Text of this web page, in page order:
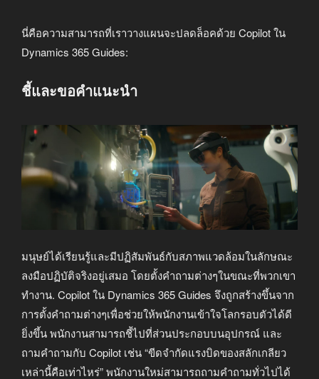
นี่คือความสามารถที่เราวางแผนจะปลดล็อคด้วย Copilot ใน
Dynamics 365 Guides:
ชี้และขอคำแนะนำ
มนุษย์ได้เรียนรู้และมีปฏิสัมพันธ์กับสภาพแวดล้อมในลักษณะ
ลงมือปฏิบัติจริงอยู่เสมอ โดยตั้งคำถามต่างๆในขณะที่พวกเขา
ทำงาน. Copilot ใน Dynamics 365 Guides จึงถูกสร้างขึ้นจาก
การตั้งคำถามต่างๆเพื่อช่วยให้พนักงานเข้าใจโลกรอบตัวได้ดี
ยิ่งขึ้น พนักงานสามารถชี้ไปที่ส่วนประกอบบนอุปกรณ์ และ
ถามคำถามกับ Copilot เช่น “ขีดจำกัดแรงบิดของสลักเกลียว
เหล่านี้คือเท่าไหร่” พนักงานใหม่สามารถถามคำถามทั่วไปได้